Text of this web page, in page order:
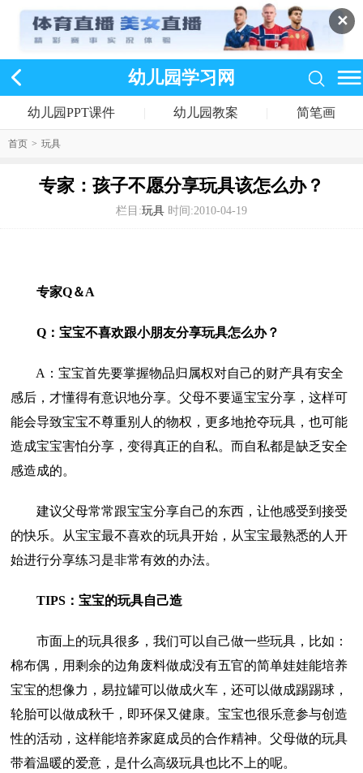
✕
幼儿园学习网
幼儿园PPT课件 幼儿园教案 简笔画
首页 > 玩具
专家：孩子不愿分享玩具该怎么办？
栏目:玩具 时间:2010-04-19
专家Q＆A
Q：宝宝不喜欢跟小朋友分享玩具怎么办？
A：宝宝首先要掌握物品归属权对自己的财产具有安全
感后，才懂得有意识地分享。父母不要逼宝宝分享，这样可
能会导致宝宝不尊重别人的物权，更多地抢夺玩具，也可能
造成宝宝害怕分享，变得真正的自私。而自私都是缺乏安全
感造成的。
建议父母常常跟宝宝分享自己的东西，让他感受到接受
的快乐。从宝宝最不喜欢的玩具开始，从宝宝最熟悉的人开
始进行分享练习是非常有效的办法。
TIPS：宝宝的玩具自己造
市面上的玩具很多，我们可以自己做一些玩具，比如：
棉布偶，用剩余的边角废料做成没有五官的简单娃娃能培养
宝宝的想像力，易拉罐可以做成火车，还可以做成踢踢球，
轮胎可以做成秋千，即环保又健康。宝宝也很乐意参与创造
性的活动，这样能培养家庭成员的合作精神。父母做的玩具
带着温暖的爱意，是什么高级玩具也比不上的呢。